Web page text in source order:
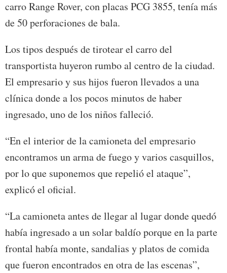
carro Range Rover, con placas PCG 3855, tenía más
de 50 perforaciones de bala.
Los tipos después de tirotear el carro del
transportista huyeron rumbo al centro de la ciudad.
El empresario y sus hijos fueron llevados a una
clínica donde a los pocos minutos de haber
ingresado, uno de los niños falleció.
“En el interior de la camioneta del empresario
encontramos un arma de fuego y varios casquillos,
por lo que suponemos que repelió el ataque”,
explicó el oficial.
“La camioneta antes de llegar al lugar donde quedó
había ingresado a un solar baldío porque en la parte
frontal había monte, sandalias y platos de comida
que fueron encontrados en otra de las escenas”,